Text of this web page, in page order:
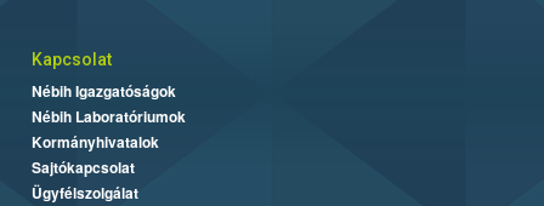
Kapcsolat
Nébih Igazgatóságok
Nébih Laboratóriumok
Kormányhivatalok
Sajtókapcsolat
Ügyfélszolgálat